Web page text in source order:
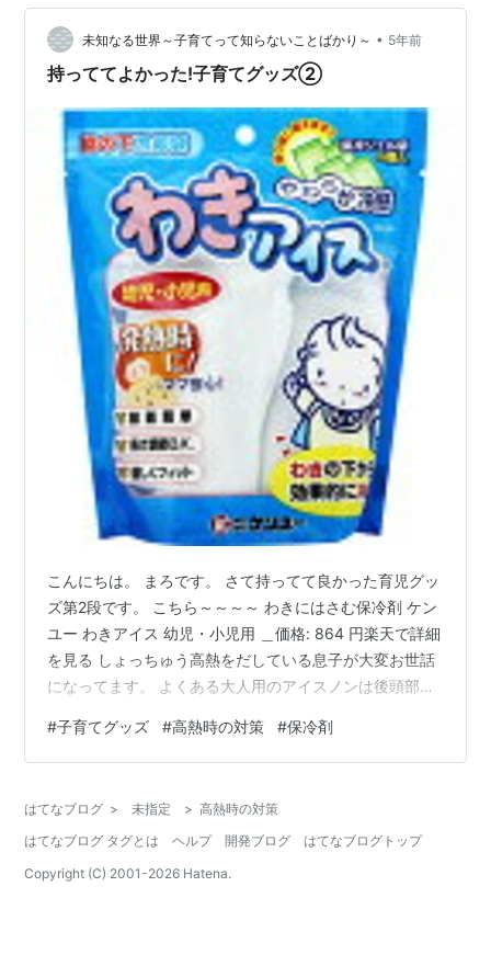
note.com この記事を書いてる人 これは自分の体験談で
す。 こんな時期に、高熱が出たら 大変残念ですが イン
フルエンザ以前に …
未知なる世界～子育てって知らないことばかり～ • 5年前
持っててよかった!子育てグッズ②
こんにちは。 まろです。 さて持ってて良かった育児グッ
ズ第2段です。 こちら～～～～ わきにはさむ保冷剤 ケン
ユー わきアイス 幼児・小児用 ＿価格: 864 円楽天で詳細
を見る しょっちゅう高熱をだしている息子が大変お世話
になってます。 よくある大人用のアイスノンは後頭部に
で寝苦しいようです。 しかも寝相がすごいから、全然つ
かえず。 それで体につけるタイプのものにしたら、朝ま
で、一般的なアイスノンに比べるとぬるいです。 でも脇
用ですし、長時間使うものなら安心ですね。 夏場とか気
温の高い時の外…
#子育てグッズ #高熱時の対策 #保冷剤
はてなブログ > 未指定 > 高熱時の対策
はてなブログ タグとは
ヘルプ 開発ブログ
はてなブログトップ
Copyright (C) 2001-2026 Hatena.